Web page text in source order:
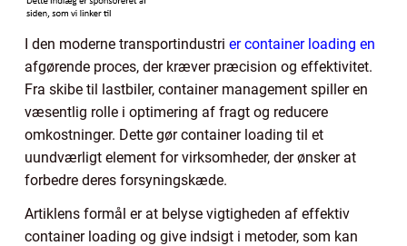
I den moderne transportindustri er container loading en
afgørende proces, der kræver præcision og effektivitet.
Fra skibe til lastbiler, container management spiller en
væsentlig rolle i optimering af fragt og reducere
omkostninger. Dette gør container loading til et
uundværligt element for virksomheder, der ønsker at
forbedre deres forsyningskæde.
Artiklens formål er at belyse vigtigheden af effektiv
container loading og give indsigt i metoder, som kan